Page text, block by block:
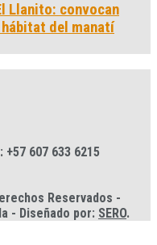
Llanito: convocan
del manatí
607 633 6215
Reservados -
- Diseñado por: SERO.